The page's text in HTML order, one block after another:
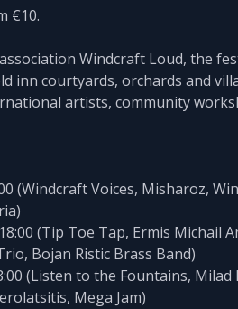
€10.
Windcraft Loud, the
inn courtyards, orchards and
artists, community
(Windcraft Voices, Misharoz,
(Tip Toe Tap, Ermis Michail
Bojan Ristic Brass Band)
(Listen to the Fountains,
Mega Jam)